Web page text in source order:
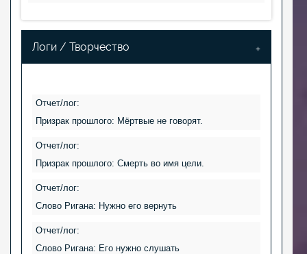
Логи / Творчество
Отчет/лог:
Призрак прошлого: Мёртвые не говорят.
Отчет/лог:
Призрак прошлого: Смерть во имя цели.
Отчет/лог:
Слово Ригана: Нужно его вернуть
Отчет/лог:
Слово Ригана: Его нужно слушать